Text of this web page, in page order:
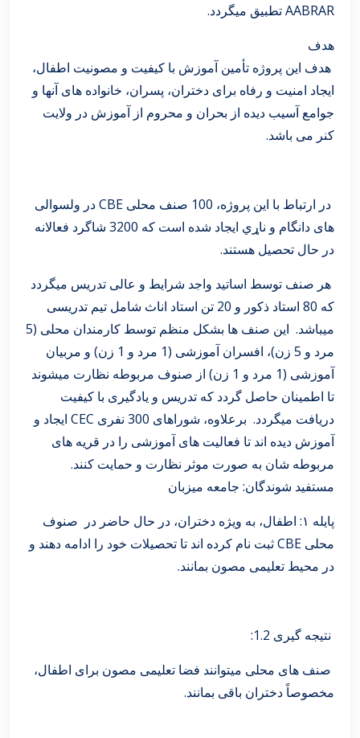
AABRAR تطبیق میگردد.
هدف
هدف این پروژه تأمین آموزش با کیفیت و مصونیت اطفال،
ایجاد امنیت و رفاه برای دختران، پسران، خانواده های آنها و
جوامع آسیب دیده از بحران و محروم از آموزش در ولایت
کنر می باشد.
در ارتباط با این پروژه، 100 صنف محلی CBE در ولسوالی
های دانگام و ناړي ایجاد شده است که 3200 شاگرد فعالانه
در حال تحصیل هستند.
هر صنف توسط اساتید واجد شرایط و عالی تدریس میگردد
که 80 استاد ذکور و 20 تن استاد اناث شامل تیم تدریسی
میباشد. این صنف ها بشکل منظم توسط کارمندان محلی (5
مرد و 5 زن)، افسران آموزشی (1 مرد و 1 زن) و مربیان
آموزشی (1 مرد و 1 زن) از صنوف مربوطه نظارت میشوند
تا اطمینان حاصل گردد که تدریس و یادگیری با کیفیت
دریافت میگردد. برعلاوه، شوراهای 300 نفری CEC ایجاد و
آموزش دیده اند تا فعالیت های آموزشی را در قریه های
مربوطه شان به صورت موثر نظارت و حمایت کنند.
مستفید شوندگان: جامعه میزبان
پایله ۱: اطفال، به ویژه دختران، در حال حاضر در صنوف
محلی CBE ثبت نام کرده اند تا تحصیلات خود را ادامه دهند و
در محیط تعلیمی مصون بمانند.
نتیجه گیری 1.2:
صنف های محلی میتوانند فضا تعلیمی مصون برای اطفال،
مخصوصاً دختران باقی بمانند.